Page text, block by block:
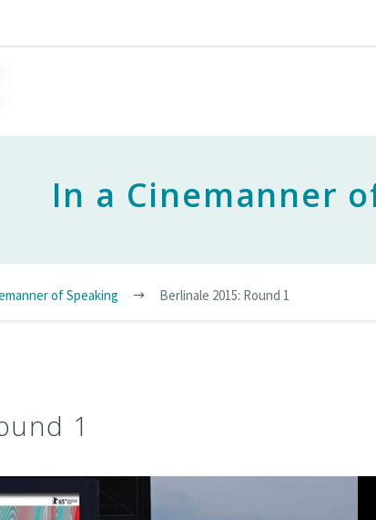
In a Cinemanner
of Speaking Berlinale 2015: Round 1
1